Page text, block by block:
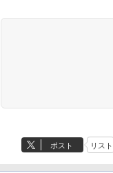
ポスト リスト